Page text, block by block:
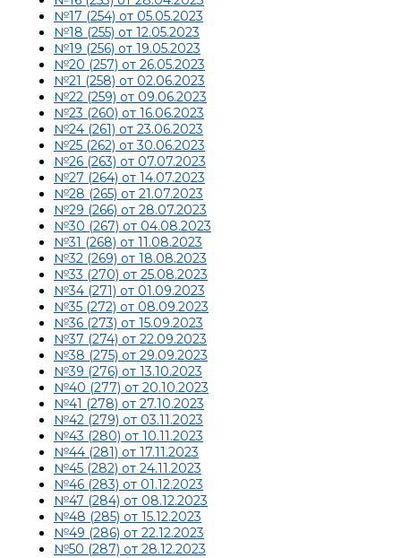
№17 (254) от 05.05.2023
№18 (255) от 12.05.2023
№19 (256) от 19.05.2023
№20 (257) от 26.05.2023
№21 (258) от 02.06.2023
№22 (259) от 09.06.2023
№23 (260) от 16.06.2023
№24 (261) от 23.06.2023
№25 (262) от 30.06.2023
№26 (263) от 07.07.2023
№27 (264) от 14.07.2023
№28 (265) от 21.07.2023
№29 (266) от 28.07.2023
№30 (267) от 04.08.2023
№31 (268) от 11.08.2023
№32 (269) от 18.08.2023
№33 (270) от 25.08.2023
№34 (271) от 01.09.2023
№35 (272) от 08.09.2023
№36 (273) от 15.09.2023
№37 (274) от 22.09.2023
№38 (275) от 29.09.2023
№39 (276) от 13.10.2023
№40 (277) от 20.10.2023
№41 (278) от 27.10.2023
№42 (279) от 03.11.2023
№43 (280) от 10.11.2023
№44 (281) от 17.11.2023
№45 (282) от 24.11.2023
№46 (283) от 01.12.2023
№47 (284) от 08.12.2023
№48 (285) от 15.12.2023
№49 (286) от 22.12.2023
№50 (287) от 28.12.2023